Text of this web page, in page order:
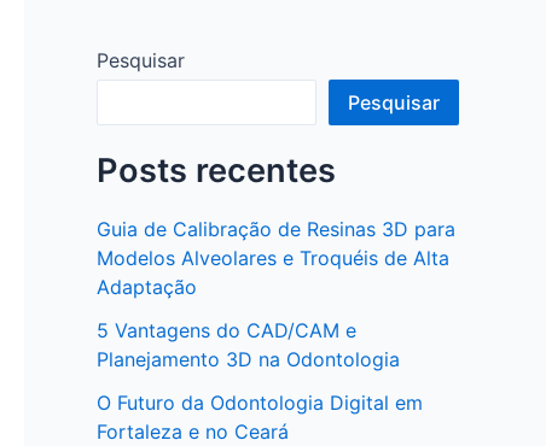
Pesquisar
Pesquisar
Posts recentes
Guia de Calibração de Resinas 3D para
Modelos Alveolares e Troquéis de Alta
Adaptação
5 Vantagens do CAD/CAM e
Planejamento 3D na Odontologia
O Futuro da Odontologia Digital em
Fortaleza e no Ceará